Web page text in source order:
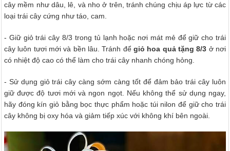
cây mềm như dâu, lê, và nho ở trên, tránh chúng chịu áp lực từ các
loại trái cây cứng như táo, cam.
- Giữ giỏ trái cây 8/3 trong tủ lạnh hoặc nơi mát mẻ để giữ cho trái
cây luôn tươi mới và bền lâu. Tránh để giỏ hoa quả tặng 8/3 ở nơi
có nhiệt độ cao có thể làm cho trái cây nhanh chóng hỏng.
- Sử dụng giỏ trái cây càng sớm càng tốt để đảm bảo trái cây luôn
giữ được độ tươi mới và ngon ngọt. Nếu không thể sử dụng ngay,
hãy đóng kín giỏ bằng bọc thực phẩm hoặc túi nilon để giữ cho trái
cây không bị oxy hóa và giảm tiếp xúc với không khí bên ngoài.